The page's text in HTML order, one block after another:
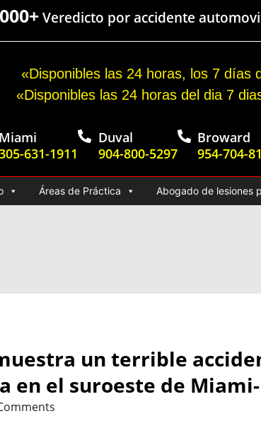
Veredicto por accidente
«Disponibles las 24 horas, los 7 días
«Disponibles las 24 horas del dia 7
Miami
631-1911
Duval
904-800-5297
Broward
954-704-
Áreas de Práctica Abogado de lesiones
un terrible
en el suroeste de